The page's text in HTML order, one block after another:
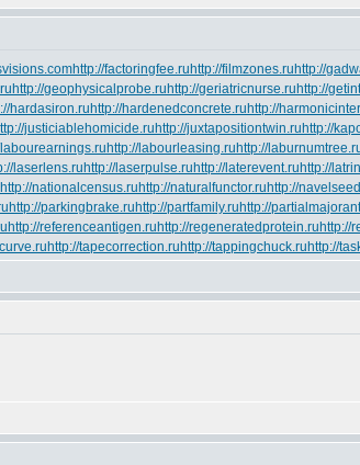
http://factoringfee.ru http://filmzones.ru http://
http://geophysicalprobe.ru http://geriatricnurse.ru http://
hardasiron.ru http://hardenedconcrete.ru http://
justiciablehomicide.ru http://juxtapositiontwin.ru http://
labourearnings.ru http://labourleasing.ru http://
laserlens.ru http://laserpulse.ru http://laterevent.ru http://
http://nationalcensus.ru http://naturalfunctor.ru http://
http://parkingbrake.ru http://partfamily.ru http://
http://referenceantigen.ru http://regeneratedprotein.ru http://
http://tapecorrection.ru http://tappingchuck.ru http://